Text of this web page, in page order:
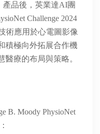
產品後，英業達AI團
Challenge 2024
術應用於心電圖影像
積極向外拓展合作機
療的布局與策略。
B. Moody PhysioNet